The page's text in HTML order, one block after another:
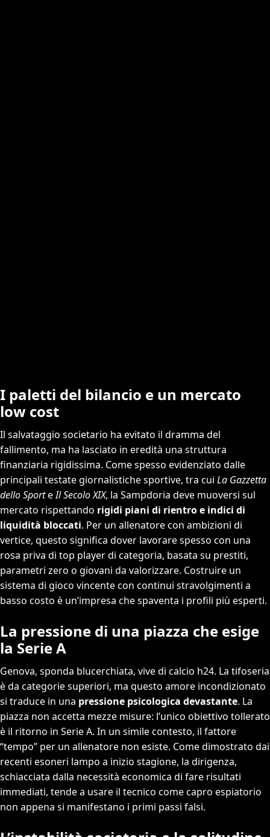
I paletti del bilancio e un mercato
low cost
Il salvataggio societario ha evitato il dramma del
fallimento, ma ha lasciato in eredità una struttura
finanziaria rigidissima. Come spesso evidenziato dalle
principali testate giornalistiche sportive, tra cui La Gazzetta
dello SporteIl Secolo XIX, la Sampdoria deve muoversi sul
mercato rispettando rigidi piani di rientro e indici di
liquidità bloccati. Per un allenatore con ambizioni di
vertice, questo significa dover lavorare spesso con una
rosa priva di top player di categoria, basata su prestiti,
parametri zero o giovani da valorizzare. Costruire un
sistema di gioco vincente con continui stravolgimenti a
basso costo è un’impresa che spaventa i profili più esperti.
La pressione di una piazza che esige
la Serie A
Genova, sponda blucerchiata, vive di calcio h24. La tifoseria
è da categorie superiori, ma questo amore incondizionato
si traduce in una pressione psicologica devastante. La
piazza non accetta mezze misure: l’unico obiettivo tollerato
è il ritorno in Serie A. In un simile contesto, il fattore
“tempo” per un allenatore non esiste. Come dimostrato dai
recenti esoneri lampo a inizio stagione, la dirigenza,
schiacciata dalla necessità economica di fare risultati
immediati, tende a usare il tecnico come capro espiatorio
non appena si manifestano i primi passi falsi.